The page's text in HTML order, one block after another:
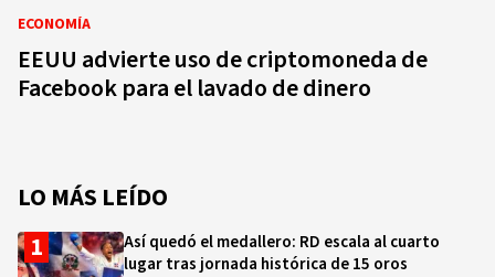
ECONOMÍA
EEUU advierte uso de criptomoneda de
Facebook para el lavado de dinero
LO MÁS LEÍDO
Así quedó el medallero: RD escala al cuarto
lugar tras jornada histórica de 15 oros